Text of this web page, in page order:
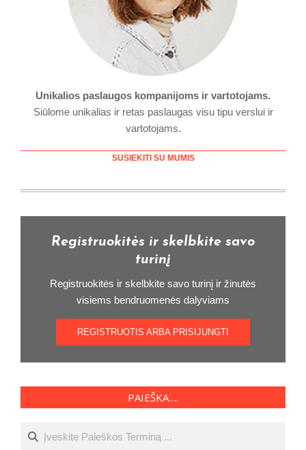
Unikalios paslaugos kompanijoms ir vartotojams.
Siūlome unikalias ir retas paslaugas visu tipu verslui ir
vartotojams.
SUSIEKITI SU MUMIS
Registruokitės ir skelbkite savo
turinį
Registruokitės ir skelbkite savo turinį ir žinutės
visiems bendruomenės dalyviams
REGISTRUOTIS ARBA PRISIJUNGTI
PAIEŠKA….
Ieškoti